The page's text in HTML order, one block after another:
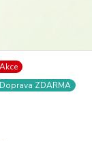
Akce
Doprava ZDARMA